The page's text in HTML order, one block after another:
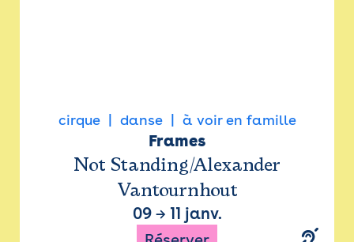
cirque danse à voir en famille
Frames
Not Standing/Alexander
Vantournhout
09→ 11 janv.